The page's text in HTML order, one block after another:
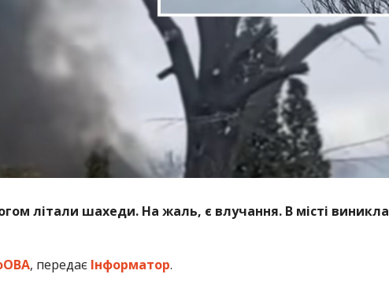
літали шахеди. На жаль, є влучання. В місті виникла
, передає Інформатор.